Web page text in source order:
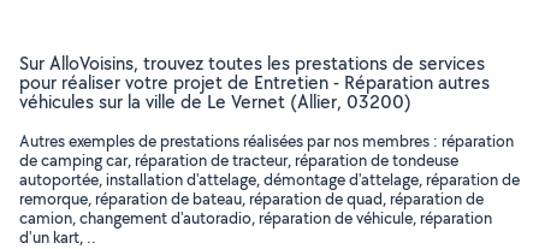
Sur AlloVoisins, trouvez toutes les prestations de services
pour réaliser votre projet de Entretien - Réparation autres
véhicules sur la ville de Le Vernet (Allier, 03200)
Autres exemples de prestations réalisées par nos membres : réparation
de camping car, réparation de tracteur, réparation de tondeuse
autoportée, installation d'attelage, démontage d'attelage, réparation de
remorque, réparation de bateau, réparation de quad, réparation de
camion, changement d'autoradio, réparation de véhicule, réparation
d'un kart, ..